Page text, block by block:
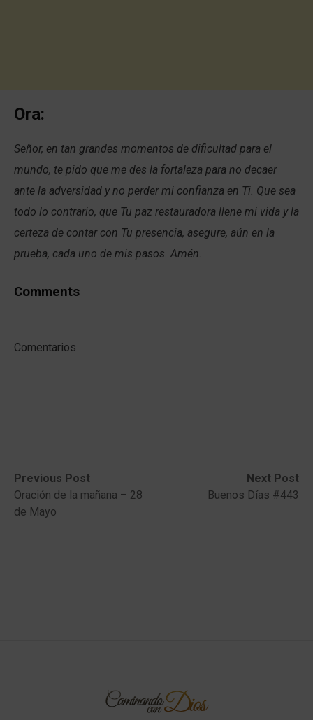
Ora:
Señor, en tan grandes momentos de dificultad para el
mundo, te pido que me des la fortaleza para no decaer
ante la adversidad y no perder mi confianza en Ti. Que sea
todo lo contrario, que Tu paz restauradora llene mi vida y la
certeza de contar con Tu presencia, asegure, aún en la
prueba, cada uno de mis pasos. Amén.
Comments
Comentarios
Post
navigation
Previous Post
Previous
post:Oración de la mañana – 28
de Mayo
Next Post
Next
post:
Buenos Días #443